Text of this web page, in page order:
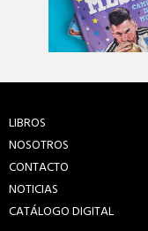
LIBROS
NOSOTROS
CONTACTO
NOTICIAS
CATÁLOGO DIGITAL